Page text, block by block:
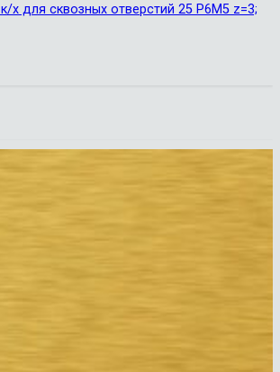
х для сквозных отверстий 25 Р6М5 z=3;